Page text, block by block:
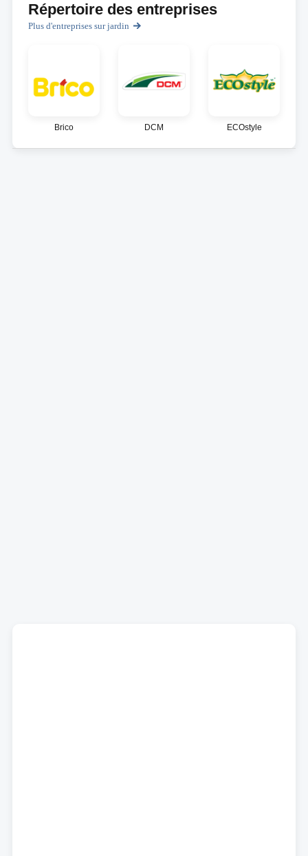
Répertoire des entreprises
Plus d'entreprises sur jardin
Brico DCM ECOstyle